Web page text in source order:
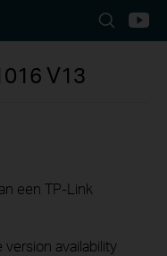
Search
icon
V13
een TP-Link
availability